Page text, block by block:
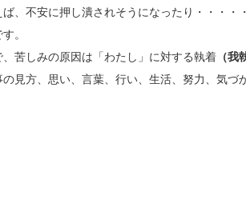
、不安に押し潰されそうになったり・・・・
。
苦しみの原因は「わたし」に対する執着 （我
見方、思い、言葉、行い、生活、努力、気づ
て まこ
向の
にみち